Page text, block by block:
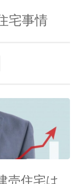
宅事情
売住宅は